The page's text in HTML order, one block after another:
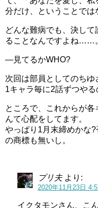
分だけ、ということでは
どんな難病でも、決し
ることなんですよね……
―見てるかWHO?
次回は部員としてのちゆ
1キャラ毎に2話ずつや
ところで、これからが
んて心配をしてます。
やっぱり1月末締めかな
の商標も無いし。
プリ夫 より:
2020年11月23日
イクタモンさん、こ